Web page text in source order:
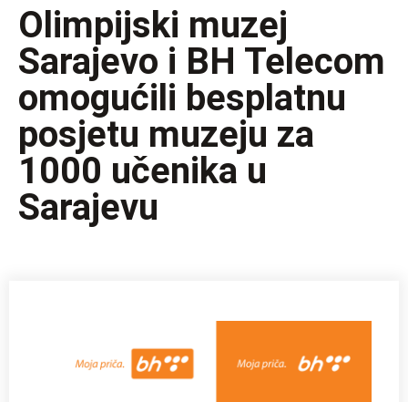
Olimpijski muzej
Sarajevo i BH Telecom
omogućili besplatnu
posjetu muzeju za
1000 učenika u
Sarajevu